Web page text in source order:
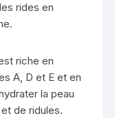
rides en
riche en
A, D et E et en
la peau
de ridules.